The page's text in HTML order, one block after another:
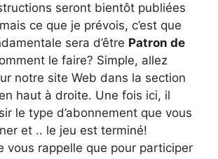
seront bientôt publiées
ce que je prévois, c’est que
sera d’être Patron de
le faire? Simple, allez
notre site Web dans la section
en haut à droite. Une fois ici, il
le type d’abonnement que vous
et .. le jeu est terminé!
vous rappelle que pour participer